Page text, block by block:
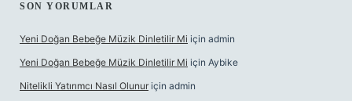
SON YORUMLAR
Yeni Doğan Bebeğe Müzik Dinletilir Mi için admin
Yeni Doğan Bebeğe Müzik Dinletilir Mi için Aybike
Nitelikli Yatırımcı Nasıl Olunur için admin